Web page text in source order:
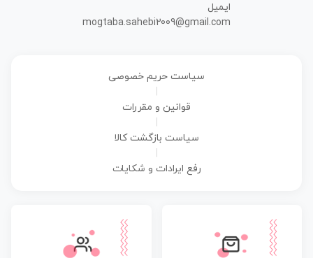
ایمیل
mogtaba.sahebi2009@gmail.com
سیاست حریم خصوصی
قوانین و مقررات
سیاست بازگشت کالا
رفع ایرادات و شکایات